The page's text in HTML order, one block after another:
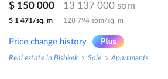
$ 150 000 13 137 000 som
$ 1 471/sq. m 128 794 som/sq. m
Price change history
Real estate in Bishkek Sale Apartments